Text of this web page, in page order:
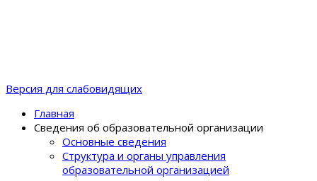
Версия для слабовидящих
Главная
Сведения об образовательной организации
Основные сведения
Структура и органы управления
образовательной организацией